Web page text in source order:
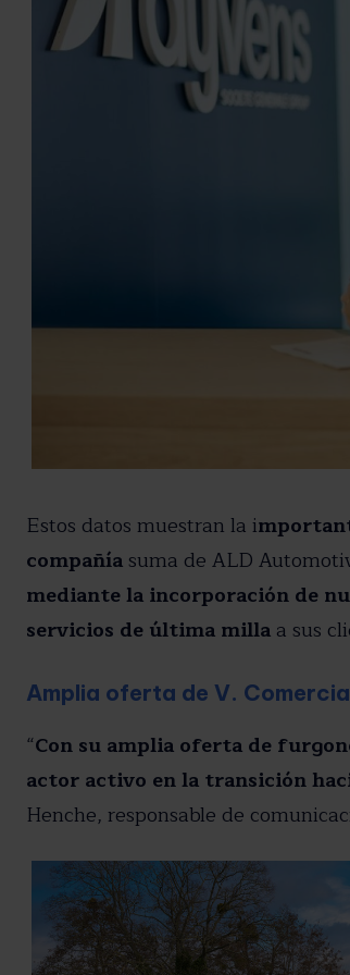
Estos datos muestran la i
compañía suma de ALD
mediante la incorporación de
servicios de última milla a sus
Amplia oferta de V.
“Con su amplia oferta de
actor activo en la transición
Henche, responsable de